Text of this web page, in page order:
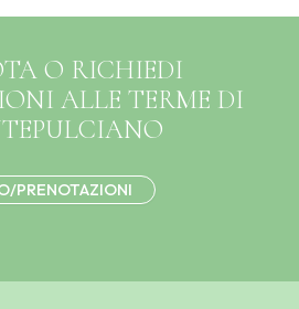
O RICHIEDI
ALLE TERME DI
PRENOTAZIONI